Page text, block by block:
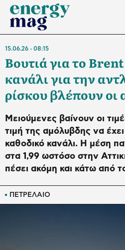
ΠΕΤΡΕΛΑΙΟ
15.06.26 08:15
Βουτιά για το
κανάλι για την
ρίσκου βλέπουν οι
Mειούμενες βαίνουν οι
τιμή της αμόλυβδης να
καθοδικό κανάλι. Η μέση
στα 1,99 ωστόσο στην
πέσει ακόμη και κάτω από